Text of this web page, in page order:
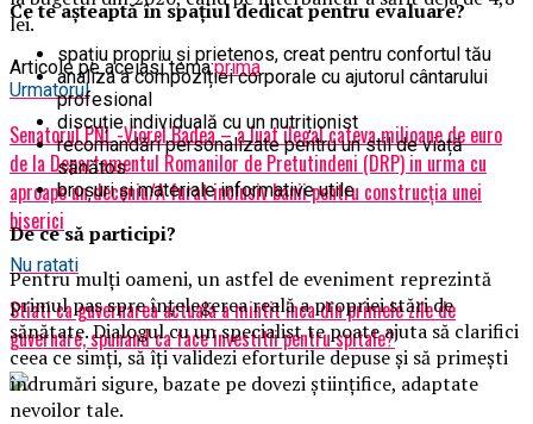
lei.
Articole pe aceiasi tema:prima
Urmatorul
Senatorul PNL -Viorel Badea – a luat ilegal cateva milioane de euro
de la Departamentul Romanilor de Pretutindeni (DRP) in urma cu
aproape un deceniu/A furat inclusiv banii pentru construcţia unei
biserici
Nu ratati
Stiati ca guvernarea actuala a mintit inca din primele zile de
guvernare, spunand ca face investitii pentru spitale?
Ce te așteaptă în spațiul dedicat pentru evaluare?
spațiu propriu și prietenos, creat pentru confortul tău
analiza a compoziției corporale cu ajutorul cântarului
profesional
discuție individuală cu un nutriționist
recomandări personalizate pentru un stil de viață
sănătos
broșuri și materiale informative utile
De ce să participi?
Pentru mulți oameni, un astfel de eveniment reprezintă
primul pas spre înțelegerea reală a propriei stări de
sănătate. Dialogul cu un specialist te poate ajuta să clarifici
ceea ce simți, să îți validezi eforturile depuse și să primești
îndrumări sigure, bazate pe dovezi științifice, adaptate
nevoilor tale.